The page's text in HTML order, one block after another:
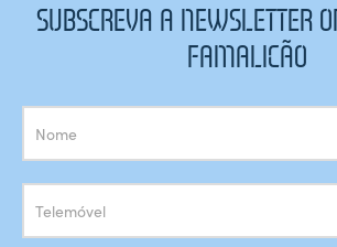
SUBSCREVA A NEWSLETTER
FAMALICÃO
Subscrição
Newsletter